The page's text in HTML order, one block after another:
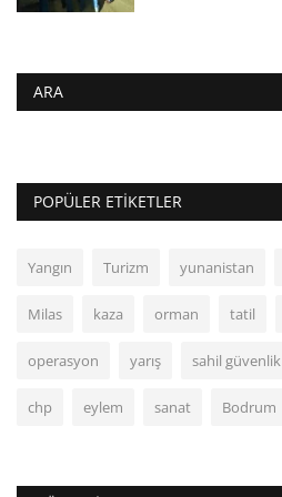
ARA
POPÜLER ETIKETLER
Yangın Turizm yunanistan
Milas kaza orman tatil
operasyon yarış sahil güvenlik
chp eylem sanat Bodrum